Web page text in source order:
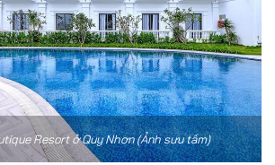
Resort ở Quy Nhơn (Ảnh sưu tầm)